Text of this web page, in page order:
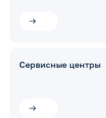
Сервисные центры